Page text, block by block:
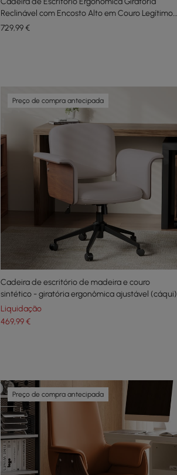
Reclinável com Encosto Alto em Couro Legítimo
Cinza
729,99€
Preço de compra antecipada
Cadeira de escritório de madeira e couro
sintético - giratória ergonômica ajustável (cáqui)
Liquidação
469,99€
Preço de compra antecipada